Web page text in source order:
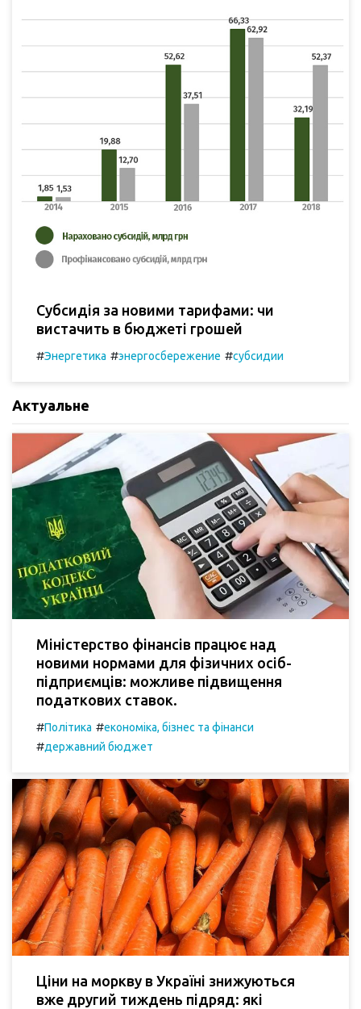
Субсидія за новими тарифами: чи
вистачить в бюджеті грошей
#Энергетика #энергосбережение #субсидии
Актуальне
Міністерство фінансів працює над
новими нормами для фізичних осіб-
підприємців: можливе підвищення
податкових ставок.
#Політика #економіка, бізнес та фінанси
#державний бюджет
Ціни на моркву в Україні знижуються
вже другий тиждень підряд: які